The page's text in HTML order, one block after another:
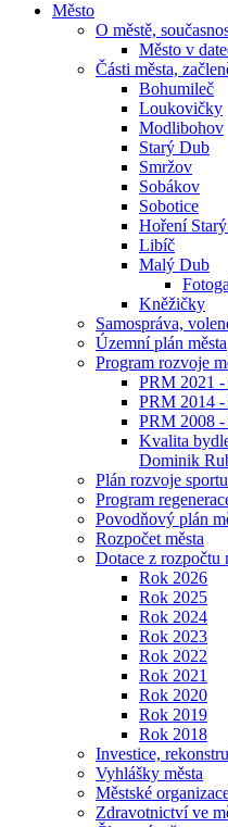
Město
O městě,
Město v
Části města,
Bohumileč
Loukovičky
Modlibohov
Starý Dub
Smržov
Sobákov
Sobotice
Hoření
Libíč
Malý Dub
Kněžičky
Samospráva,
Územní plán města
Program rozvoje
PRM 2021 -
PRM 2014 -
PRM 2008 -
Kvalita
Dominik
Plán rozvoje sportu
Program
Povodňový plán
Rozpočet města
Dotace z rozpočtu
Rok 2026
Rok 2025
Rok 2024
Rok 2023
Rok 2022
Rok 2021
Rok 2020
Rok 2019
Rok 2018
Investice,
Vyhlášky města
Městské
Zdravotnictví ve